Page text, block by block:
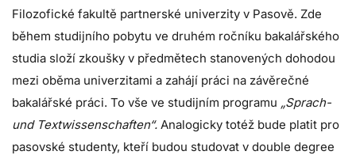
Filozofické fakultě partnerské univerzity v Pasově. Zde
během studijního pobytu ve druhém ročníku bakalářského
studia složí zkoušky v předmětech stanovených dohodou
mezi oběma univerzitami a zahájí práci na závěrečné
bakalářské práci. To vše ve studijním programu „Sprach-
und Textwissenschaften“. Analogicky totéž bude platit pro
pasovské studenty, kteří budou studovat v double degree